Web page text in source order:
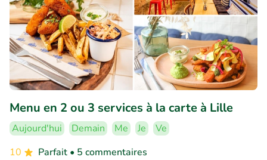
Menu en 2 ou 3 services à la carte à Lille
Aujourd'hui Demain Me Je
Ve
10
Parfait • 5 commentaires